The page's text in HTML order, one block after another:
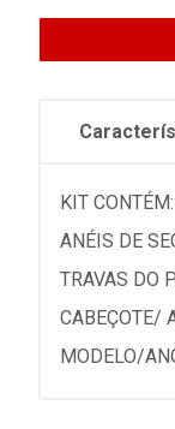
KIT
ANÉIS DE
TRAVAS DO
CABEÇOTE/
MODELO/